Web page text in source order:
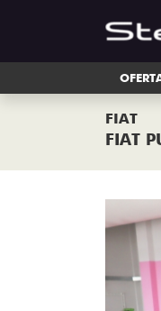
FIAT
FIAT